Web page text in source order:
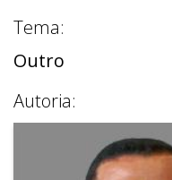
Tema:
Outro
Autoria: